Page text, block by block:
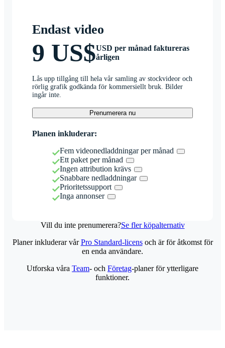
Endast video
9 US$USD per månad faktureras
årligen
Lås upp tillgång till hela vår samling av stockvideor och
rörlig grafik godkända för kommersiellt bruk. Bilder
ingår inte.
Prenumerera nu
Planen inkluderar:
Fem videonedladdningar per månad
Ett paket per månad
Ingen attribution krävs
Snabbare nedladdningar
Prioritetssupport
Inga annonser
Vill du inte prenumerera?Se fler köpalternativ
Planer inkluderar vårPro Standard-licensoch är för åtkomst för
en enda användare.
Utforska våra Team- och Företag-planer för ytterligare
funktioner.